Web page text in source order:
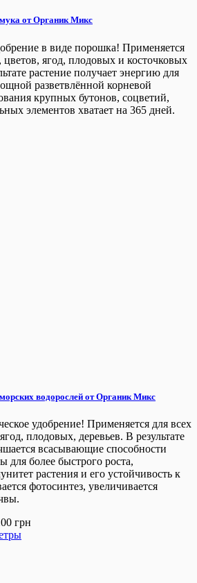
от Органик Микс
в виде порошка! Применяется
цветов, ягод, плодовых и косточковых
растение получает энергию для
разветвлённой корневой
крупных бутонов, соцветий,
элементов хватает на 365 дней.
водорослей от Органик Микс
удобрение! Применяется для всех
плодовых, деревьев. В результате
всасывающие способности
для более быстрого роста,
растения и его устойчивость к
фотосинтез, увеличивается
грн